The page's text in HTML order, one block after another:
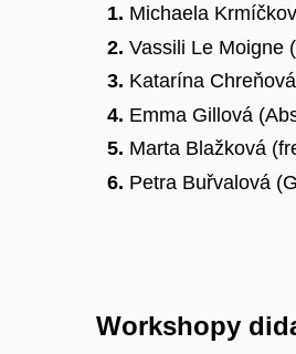
Michaela
Vassili Le Moigne (
Katarína Chreňová
Emma Gillová
Marta Blažková (
Petra Buřvalová (
Workshopy